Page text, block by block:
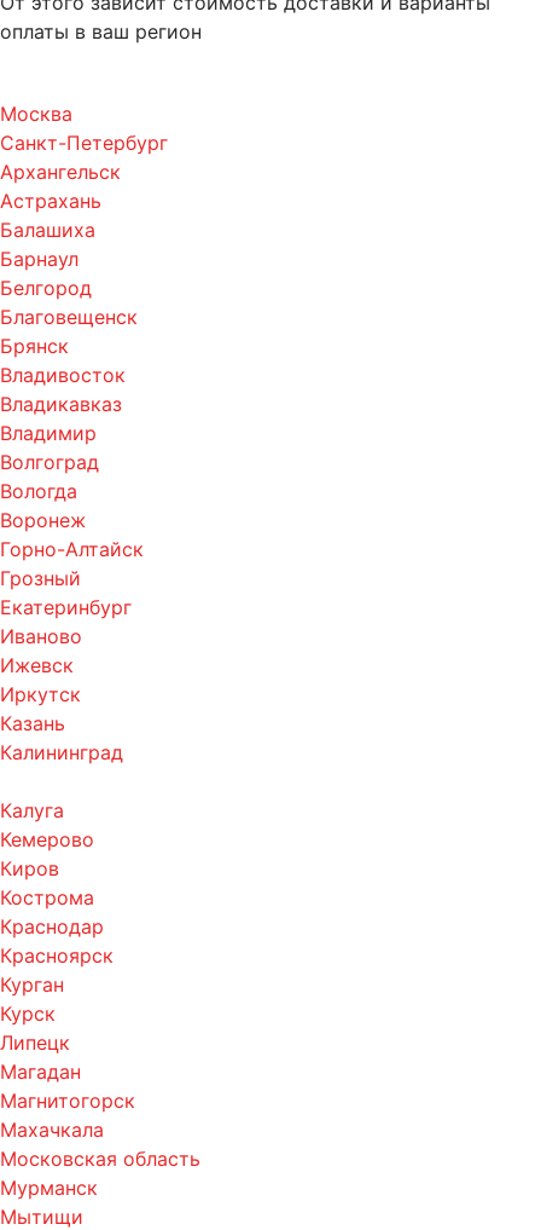
оплаты в ваш регион
Москва
Санкт-Петербург
Архангельск
Астрахань
Балашиха
Барнаул
Белгород
Благовещенск
Брянск
Владивосток
Владикавказ
Владимир
Волгоград
Вологда
Воронеж
Горно-Алтайск
Грозный
Екатеринбург
Иваново
Ижевск
Иркутск
Казань
Калининград
Калуга
Кемерово
Киров
Кострома
Краснодар
Красноярск
Курган
Курск
Липецк
Магадан
Магнитогорск
Махачкала
Московская область
Мурманск
Мытищи